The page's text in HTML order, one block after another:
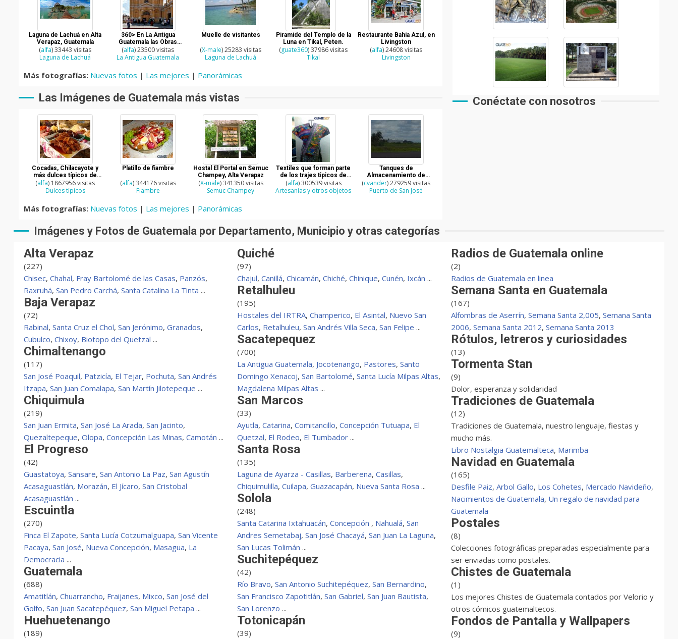
Laguna de Lachuá en Alta
Verapaz, Guatemala
(alfa) 33443 visitas
Laguna de Lachuá
360> En La Antigua
Guatemala las Obras
Sociales del Hermano
Pedro
(alfa) 23500 visitas
La Antigua Guatemala
Muelle de visitantes
(X-male) 25283 visitas
Laguna de Lachuá
Piramide del Templo de la
Luna en Tikal, Peten.
(guate360) 37986 visitas
Tikal
Restaurante Bahía Azul, en
Livingston
(alfa) 24608 visitas
Livingston
Más fotografías: Nuevas fotos | Las mejores | Panorámicas
Las Imágenes de Guatemala más vistas
Cocadas, Chilacayote y
más dulces típicos de
Guatemala
(alfa) 1867956 visitas
Dulces típicos
Platillo de fiambre
(alfa) 344176 visitas
Fiambre
Hostal El Portal en Semuc
Champey, Alta Verapaz
(X-male) 341350 visitas
Semuc Champey
Textiles que forman parte
de los trajes tipicos de
Guatemala
(alfa) 300539 visitas
Artesanías y otros objetos
Tanques de
Almacenamiento de
gasolina
(cvander) 279259 visitas
Puerto de San José
Más fotografías: Nuevas fotos | Las mejores | Panorámicas
Conéctate con nosotros
Imágenes y Fotos de Guatemala por Departamento, Municipio y otras categorías
Alta Verapaz
(227)
Chisec, Chahal, Fray Bartolomé de las Casas, Panzós,
Raxruhá, San Pedro Carchá, Santa Catalina La Tinta ...
Baja Verapaz
(72)
Rabinal, Santa Cruz el Chol, San Jerónimo, Granados,
Cubulco, Chixoy, Biotopo del Quetzal ...
Chimaltenango
(117)
San José Poaquil, Patzicía, El Tejar, Pochuta, San Andrés
Itzapa, San Juan Comalapa, San Martín Jilotepeque ...
Chiquimula
(219)
San Juan Ermita, San José La Arada, San Jacinto,
Quezaltepeque, Olopa, Concepción Las Minas, Camotán ...
El Progreso
(42)
Guastatoya, Sansare, San Antonio La Paz, San Agustín
Acasaguastlán, Morazán, El Jícaro, San Cristobal
Acasaguastlán ...
Escuintla
(270)
Finca El Zapote, Santa Lucía Cotzumalguapa, San Vicente
Pacaya, San José, Nueva Concepción, Masagua, La
Democracia ...
Guatemala
(688)
Amatitlán, Chuarrancho, Fraijanes, Mixco, San José del
Golfo, San Juan Sacatepéquez, San Miguel Petapa ...
Huehuetenango
(189)
Quiché
(97)
Chajul,Canillá,Chicamán,Chiché,Chinique,Cunén, Ixcán ...
Retalhuleu
(195)
Hostales del IRTRA,Champerico, El Asintal, Nuevo San
Carlos, Retalhuleu,San Andrés Villa Seca,San Felipe ...
Sacatepequez
(700)
La Antigua Guatemala, Jocotenango, Pastores,Santo
Domingo Xenacoj,San Bartolomé,Santa Lucía Milpas Altas,
Magdalena Milpas Altas ...
San Marcos
(33)
Ayutla,Catarina,Comitancillo,Concepción Tutuapa, El
Quetzal, El Rodeo, El Tumbador ...
Santa Rosa
(135)
Laguna de Ayarza - Casillas, Barberena,Casillas,
Chiquimulilla,Cuilapa,Guazacapán, Nueva Santa Rosa ...
Solola
(248)
Santa Catarina Ixtahuacán,Concepción , Nahualá,San
Andres Semetabaj,San José Chacayá,San Juan La Laguna,
San Lucas Tolimán ...
Suchitepéquez
(42)
Río Bravo,San Antonio Suchitepéquez,San Bernardino,
San Francisco Zapotitlán,San Gabriel,San Juan Bautista,
San Lorenzo ...
Totonicapán
(39)
Radios de Guatemala online
(2)
Radios de Guatemala en linea
Semana Santa en Guatemala
(167)
Alfombras de Aserrín, Semana Santa 2,005, Semana Santa
2006, Semana Santa 2012, Semana Santa 2013
Rótulos, letreros y curiosidades
(13)
Tormenta Stan
(9)
Dolor, esperanza y solidaridad
Tradiciones de Guatemala
(12)
Tradiciones de Guatemala, nuestro lenguaje, fiestas y
mucho más.
Libro Nostalgia Guatemalteca, Marimba
Navidad en Guatemala
(165)
Desfile Paiz, Arbol Gallo, Los Cohetes, Mercado Navideño,
Nacimientos de Guatemala, Un regalo de navidad para
Guatemala
Postales
(8)
Colecciones fotográficas preparadas especialmente para
ser enviadas como postales.
Chistes de Guatemala
(1)
Los mejores Chistes de Guatemala contados por Velorio y
otros cómicos guatemaltecos.
Fondos de Pantalla y Wallpapers
(9)